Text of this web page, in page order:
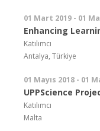
01 Mart 2019 - 01
Enhancing
Katılımcı
Antalya, Türkiye
01 Mayıs 2018 - 01
UPPScience
Katılımcı
Malta